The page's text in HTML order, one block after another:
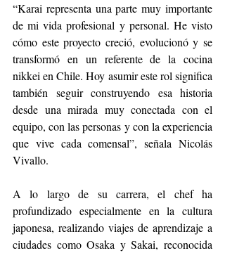
“Karai representa una parte muy importante
de mi vida profesional y personal. He visto
cómo este proyecto creció, evolucionó y se
transformó en un referente de la cocina
nikkei en Chile. Hoy asumir este rol significa
también seguir construyendo esa historia
desde una mirada muy conectada con el
equipo, con las personas y con la experiencia
que vive cada comensal”, señala Nicolás
Vivallo.
A lo largo de su carrera, el chef ha
profundizado especialmente en la cultura
japonesa, realizando viajes de aprendizaje a
ciudades como Osaka y Sakai, reconocida